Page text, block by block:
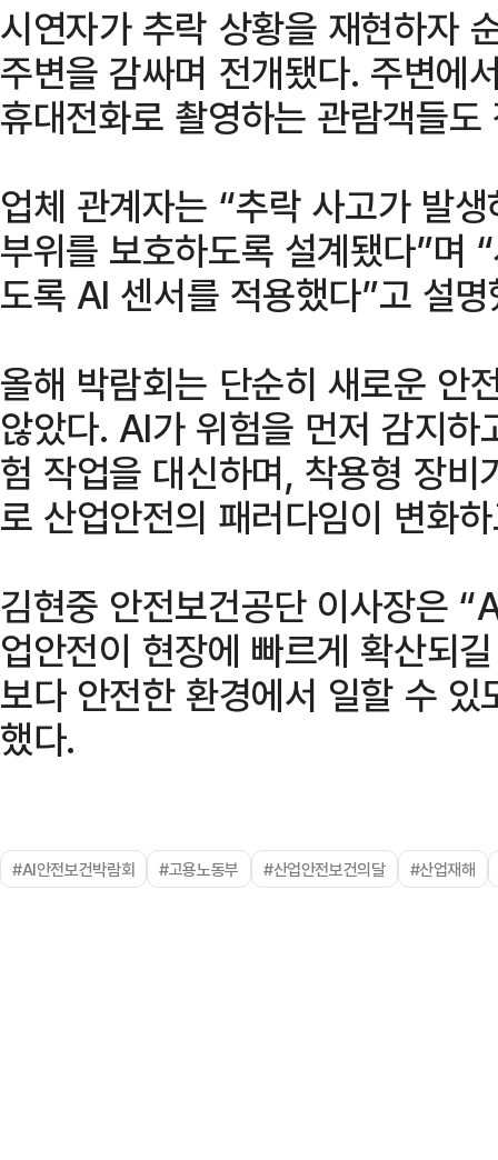
시연자가 추락 상황을 재현하자
주변을 감싸며 전개됐다. 주변에
휴대전화로 촬영하는 관람객들도
업체 관계자는 “추락 사고가 발
부위를 보호하도록 설계됐다”며
도록 AI 센서를 적용했다”고 설
올해 박람회는 단순히 새로운 안
않았다. AI가 위험을 먼저 감지
험 작업을 대신하며, 착용형 장
로 산업안전의 패러다임이 변화
김현중 안전보건공단 이사장은
업안전이 현장에 빠르게 확산되
보다 안전한 환경에서 일할 수
했다.
#AI안전보건박람회 #고용노동부 #산업안전보건의달 #산업재해